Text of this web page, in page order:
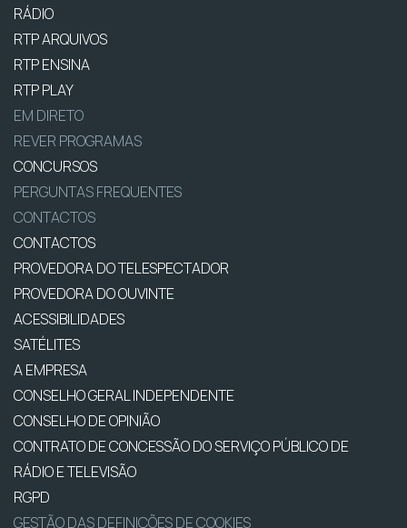
RÁDIO
RTP ARQUIVOS
RTP ENSINA
RTP PLAY
EM DIRETO
REVER PROGRAMAS
CONCURSOS
PERGUNTAS FREQUENTES
CONTACTOS
CONTACTOS
PROVEDORA DO TELESPECTADOR
PROVEDORA DO OUVINTE
ACESSIBILIDADES
SATÉLITES
A EMPRESA
CONSELHO GERAL INDEPENDENTE
CONSELHO DE OPINIÃO
CONTRATO DE CONCESSÃO DO SERVIÇO PÚBLICO DE
RÁDIO E TELEVISÃO
RGPD
GESTÃO DAS DEFINIÇÕES DE COOKIES